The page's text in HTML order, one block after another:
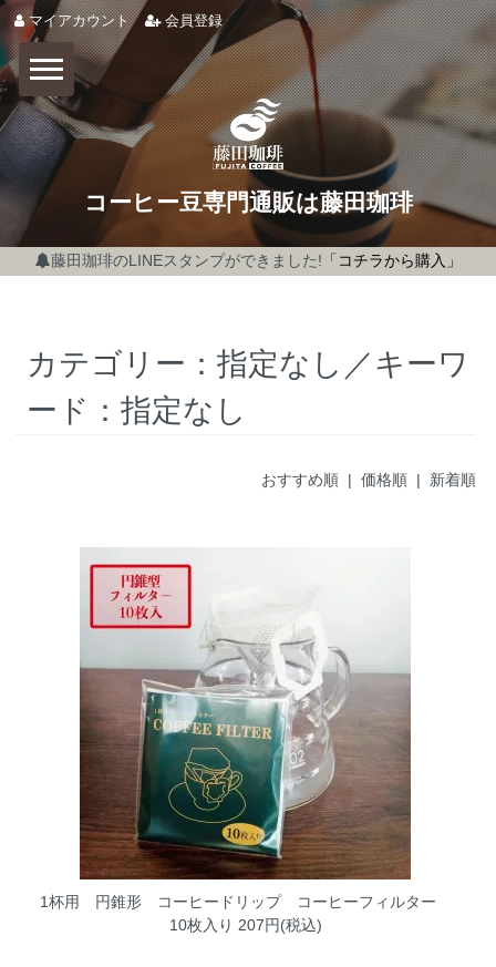
マイアカウント 会員登録
コーヒー豆専門通販は藤田珈琲
藤田珈琲のLINEスタンプができました! 「コチラから購入」
カテゴリー：指定なし／キーワ
ード：指定なし
おすすめ順| 価格順 | 新着順
1杯用 円錐形 コーヒードリップ コーヒーフィルター
10枚入り 207円(税込)